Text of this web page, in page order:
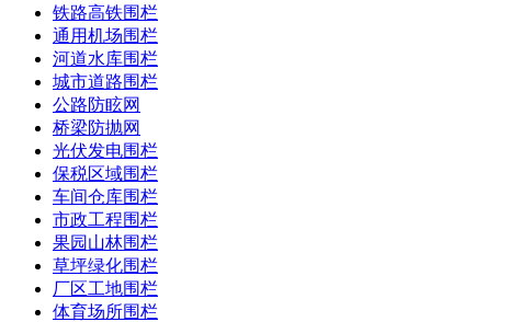
铁路高铁围栏
通用机场围栏
河道水库围栏
城市道路围栏
公路防眩网
桥梁防抛网
光伏发电围栏
保税区域围栏
车间仓库围栏
市政工程围栏
果园山林围栏
草坪绿化围栏
厂区工地围栏
体育场所围栏